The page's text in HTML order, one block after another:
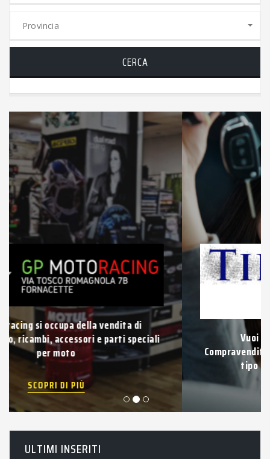
Provincia
CERCA
Vuoi vendere la tua auto usata?
Compravendita di auto e veicoli usati di qualsiasi
tipo con pagamento immediato.
SCOPRI DI PIÙ
ULTIMI INSERITI